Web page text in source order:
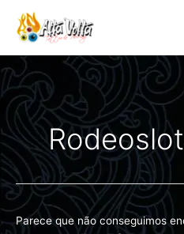
para
conteúdo
Parece que não conseguimos
por: